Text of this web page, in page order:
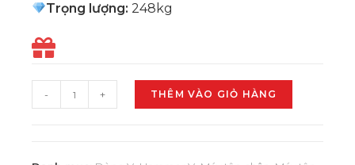
Trọng lượng: 248kg
- + THÊM VÀO GIỎ HÀNG